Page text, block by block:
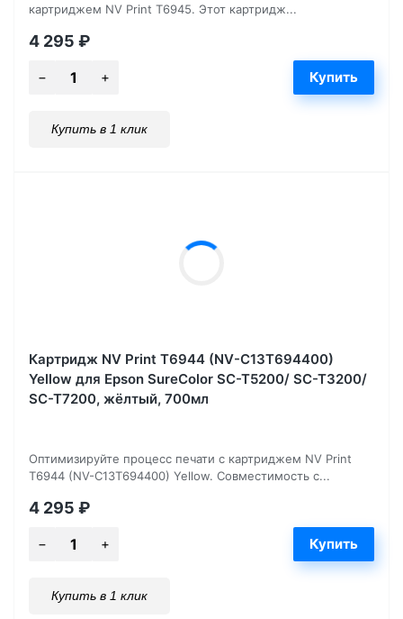
картриджем NV Print T6945. Этот картридж...
4 295 ₽
Купить в 1 клик
Картридж NV Print T6944 (NV-C13T694400)
Yellow для Epson SureColor SC-T5200/ SC-T3200/
SC-T7200, жёлтый, 700мл
Оптимизируйте процесс печати с картриджем NV Print
T6944 (NV-C13T694400) Yellow. Совместимость с...
4 295 ₽
Купить в 1 клик